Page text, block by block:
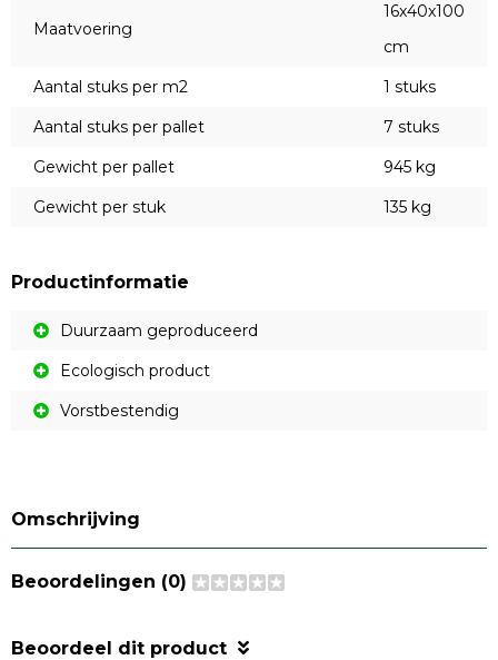
Maatvoering
16x40x100
cm
Aantal stuks per m2
1 stuks
Aantal stuks per pallet
7 stuks
Gewicht per pallet
945 kg
Gewicht per stuk
135 kg
Productinformatie
Duurzaam geproduceerd
Ecologisch product
Vorstbestendig
Omschrijving
Beoordelingen (0)
Beoordeel dit product